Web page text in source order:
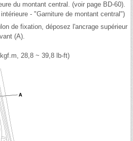
du montant central. (voir page BD-60).
- "Garniture de montant central")
de fixation, déposez l'ancrage supérieur
(A).
28,8 ~ 39,8 lb-ft)